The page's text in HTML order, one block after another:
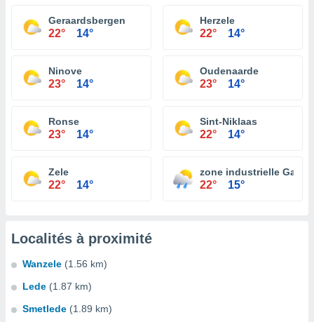
Geraardsbergen
22° 14°
Herzele
22° 14°
Ninove
23° 14°
Oudenaarde
23° 14°
Ronse
23° 14°
Sint-Niklaas
22° 14°
Zele
22° 14°
zone industrielle Gand
22° 15°
Localités à proximité
Wanzele (1.56 km)
Lede (1.87 km)
Smetlede (1.89 km)